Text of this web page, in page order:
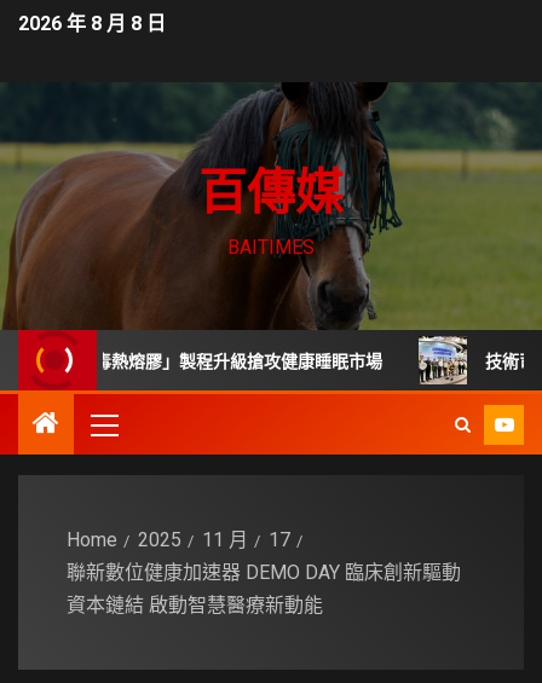
2026 年 8 月 8 日
百傳媒
BAITIMES
無毒熱熔膠」製程升級搶攻健康睡眠市場 技術司展30項
Home 2025 11 月
17
聯新數位健康加速器 DEMO DAY 臨床創新驅動
資本鏈結 啟動智慧醫療新動能